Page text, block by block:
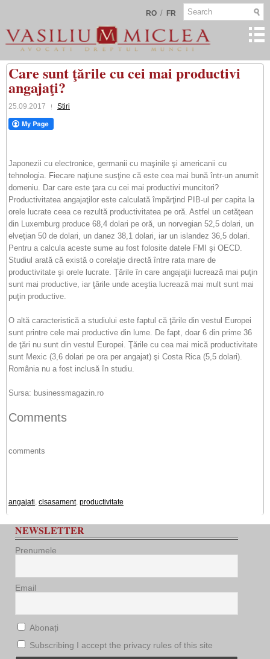
RO / FR
Care sunt ţările cu cei mai productivi
angajaţi?
25.09.2017 Stiri
Japonezii cu electronice, germanii cu maşinile şi americanii cu
tehnologia. Fiecare naţiune susţine că este cea mai bună într-un anumit
domeniu. Dar care este ţara cu cei mai productivi muncitori?
Productivitatea angajaţilor este calculată împărţind PIB-ul per capita la
orele lucrate ceea ce rezultă productivitatea pe oră. Astfel un cetăţean
din Luxemburg produce 68,4 dolari pe oră, un norvegian 52,5 dolari, un
elveţian 50 de dolari, un danez 38,1 dolari, iar un islandez 36,5 dolari.
Pentru a calcula aceste sume au fost folosite datele FMI şi OECD.
Studiul arată că există o corelaţie directă între rata mare de
productivitate şi orele lucrate. Ţările în care angajaţii lucrează mai puţin
sunt mai productive, iar ţările unde aceştia lucrează mai mult sunt mai
puţin productive.
O altă caracteristică a studiului este faptul că ţările din vestul Europei
sunt printre cele mai productive din lume. De fapt, doar 6 din prime 36
de ţări nu sunt din vestul Europei. Ţările cu cea mai mică productivitate
sunt Mexic (3,6 dolari pe ora per angajat) şi Costa Rica (5,5 dolari).
România nu a fost inclusă în studiu.
Sursa: businessmagazin.ro
Comments
comments
angajati, clsasament, productivitate
NEWSLETTER
Prenumele
Email
Abonați
Subscribing I accept the privacy rules of this site